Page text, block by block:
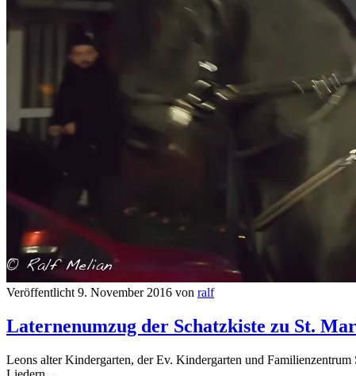
Veröffentlicht 9. November 2016 von ralf
Laternenumzug der Schatzkiste zu St.
Leons alter Kindergarten, der Ev. Kindergarten und